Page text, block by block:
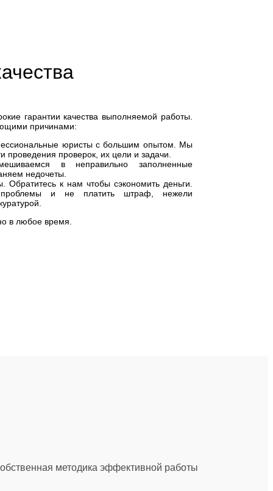
гарантии качества выполняемой работы.
причинами:
юристы с большим опытом. Мы
проведения проверок, их цели и задачи.
в неправильно заполненные
недочеты.
Обратитесь к нам чтобы сэкономить деньги.
и не платить штраф, нежели
в любое время.
методика эффективной работы